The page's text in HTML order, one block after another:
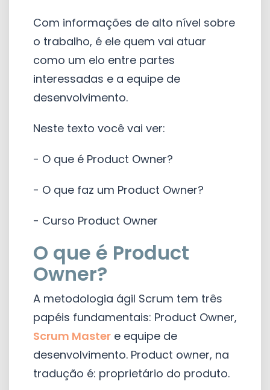
Com informações de alto nível sobre
o trabalho, é ele quem vai atuar
como um elo entre partes
interessadas e a equipe de
desenvolvimento.
Neste texto você vai ver:
- O que é Product Owner?
- O que faz um Product Owner?
- Curso Product Owner
O que é Product
Owner?
A metodologia ágil Scrum tem três
papéis fundamentais: Product Owner,
Scrum Master e equipe de
desenvolvimento. Product owner, na
tradução é: proprietário do produto.